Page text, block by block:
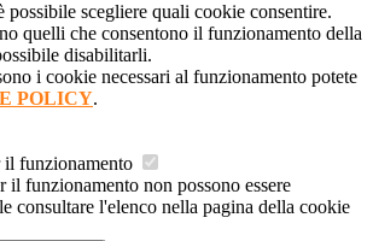
possibile scegliere quali cookie consentire.
quelli che consentono il funzionamento della
disabilitarli.
i cookie necessari al funzionamento potete
POLICY.
il funzionamento
il funzionamento non possono essere
consultare l'elenco nella pagina della cookie